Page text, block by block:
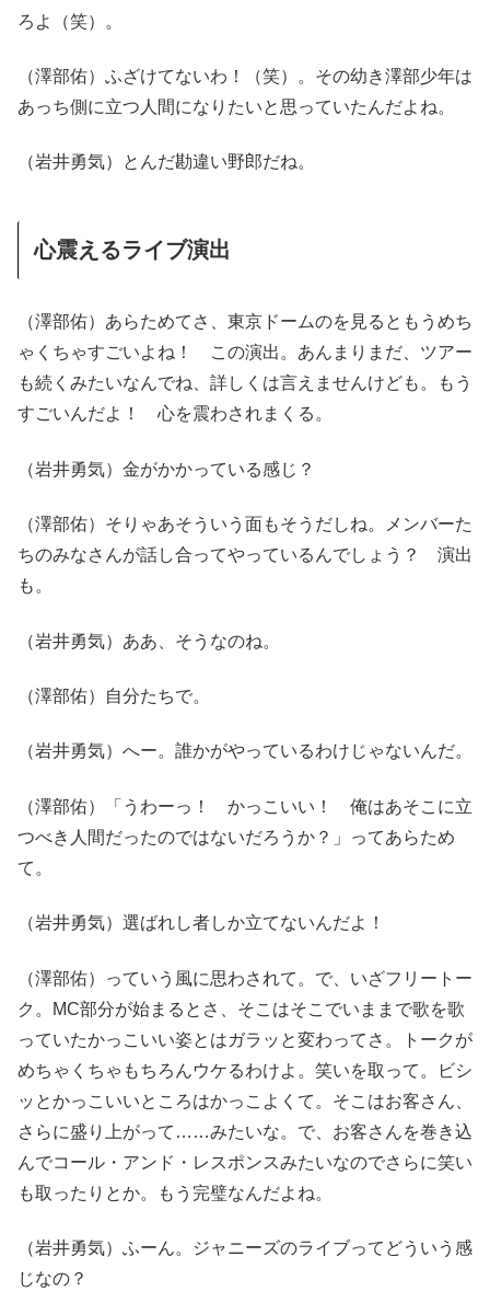
ろよ（笑）。
（澤部佑）ふざけてないわ！（笑）。その幼き澤部少年は
あっち側に立つ人間になりたいと思っていたんだよね。
（岩井勇気）とんだ勘違い野郎だね。
心震えるライブ演出
（澤部佑）あらためてさ、東京ドームのを見るともうめち
ゃくちゃすごいよね！ この演出。あんまりまだ、ツアー
も続くみたいなんでね、詳しくは言えませんけども。もう
すごいんだよ！ 心を震わされまくる。
（岩井勇気）金がかかっている感じ？
（澤部佑）そりゃあそういう面もそうだしね。メンバーた
ちのみなさんが話し合ってやっているんでしょう？ 演出
も。
（岩井勇気）ああ、そうなのね。
（澤部佑）自分たちで。
（岩井勇気）へー。誰かがやっているわけじゃないんだ。
（澤部佑）「うわーっ！ かっこいい！ 俺はあそこに立
つべき人間だったのではないだろうか？」ってあらため
て。
（岩井勇気）選ばれし者しか立てないんだよ！
（澤部佑）っていう風に思わされて。で、いざフリートー
ク。MC部分が始まるとさ、そこはそこでいままで歌を歌
っていたかっこいい姿とはガラッと変わってさ。トークが
めちゃくちゃもちろんウケるわけよ。笑いを取って。ビシ
ッとかっこいいところはかっこよくて。そこはお客さん、
さらに盛り上がって……みたいな。で、お客さんを巻き込
んでコール・アンド・レスポンスみたいなのでさらに笑い
も取ったりとか。もう完璧なんだよね。
（岩井勇気）ふーん。ジャニーズのライブってどういう感
じなの？